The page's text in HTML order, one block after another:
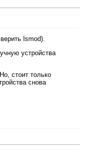
lsmod).
устройства
стоит только
снова